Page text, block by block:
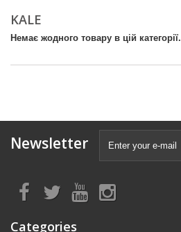
KALE
Немає жодного товару в цій категорії.
Newsletter
Categories